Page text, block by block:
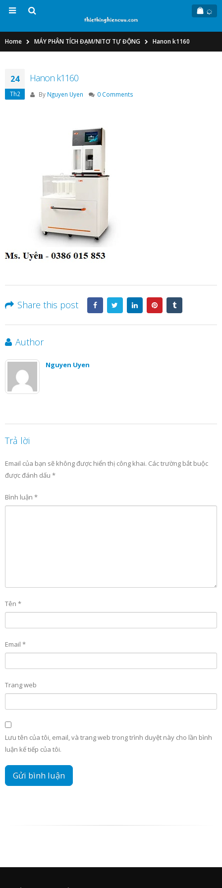
Home MÁY PHÂN TÍCH ĐẠM/NITƠ TỰ ĐỘNG Hanon k1160
24
Th2
Hanon k1160
By Nguyen Uyen 0 Comments
Share this post
Author
Nguyen Uyen
Trả lời
Email của bạn sẽ không được hiển thị công khai. Các trường bắt buộc
được đánh dấu *
Bình luận *
Tên *
Email *
Trang web
Lưu tên của tôi, email, và trang web trong trình duyệt này cho lần bình
luận kế tiếp của tôi.